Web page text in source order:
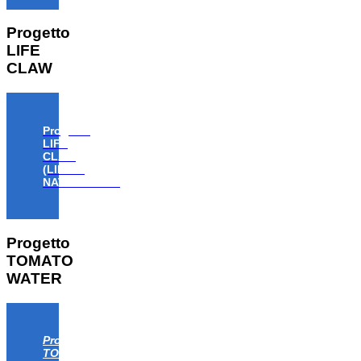
Progetto
LIFE
CLAW
Progetto
LIFE
CLAW
(LIFE18
NAT/IT/000806)
Progetto
TOMATO
WATER
Progetto
TOMATO